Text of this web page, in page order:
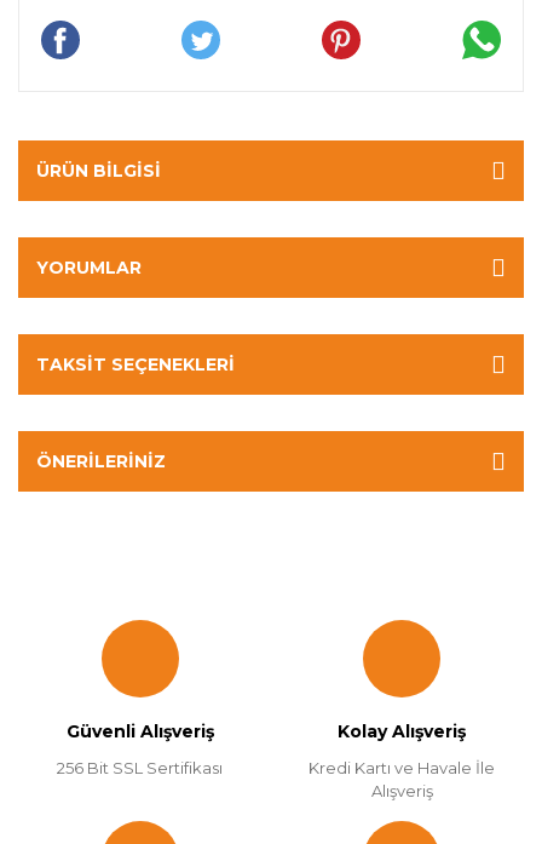
ÜRÜN BILGISI
YORUMLAR
TAKSIT SEÇENEKLERI
ÖNERILERINIZ
Güvenli Alışveriş
256 Bit SSL Sertifikası
Kolay Alışveriş
Kredi Kartı ve Havale İle
Alışveriş